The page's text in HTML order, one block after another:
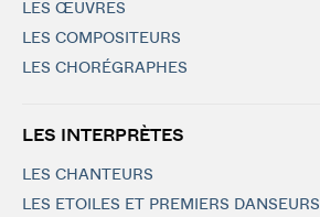
LES ŒUVRES
LES COMPOSITEURS
LES CHORÉGRAPHES
LES INTERPRÈTES
LES CHANTEURS
LES ETOILES ET PREMIERS DANSEURS